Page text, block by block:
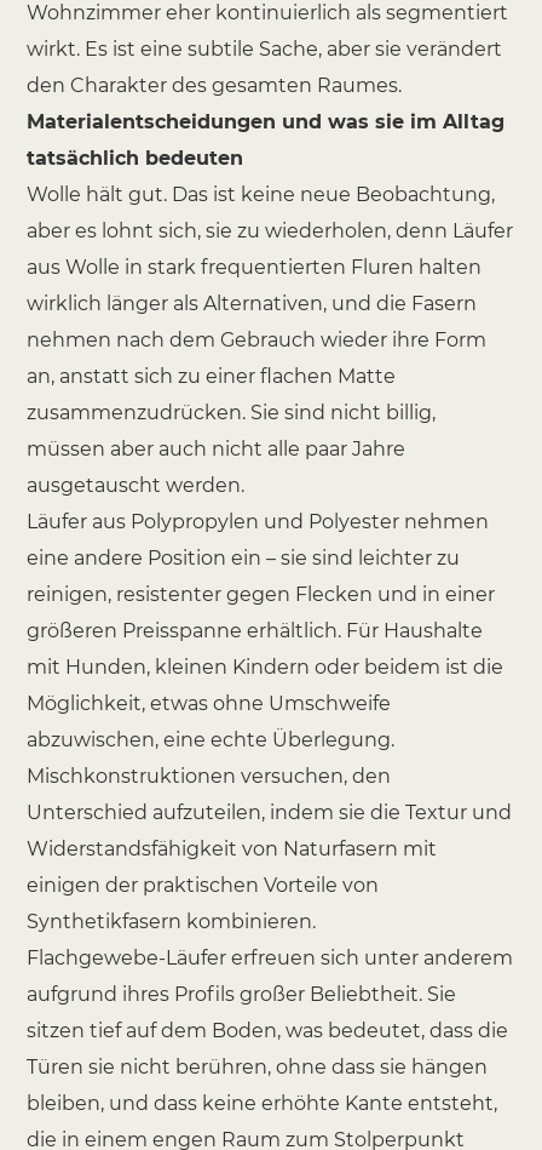
Wohnzimmer eher kontinuierlich als segmentiert
wirkt. Es ist eine subtile Sache, aber sie verändert
den Charakter des gesamten Raumes.
Materialentscheidungen und was sie im Alltag
tatsächlich bedeuten
Wolle hält gut. Das ist keine neue Beobachtung,
aber es lohnt sich, sie zu wiederholen, denn Läufer
aus Wolle in stark frequentierten Fluren halten
wirklich länger als Alternativen, und die Fasern
nehmen nach dem Gebrauch wieder ihre Form
an, anstatt sich zu einer flachen Matte
zusammenzudrücken. Sie sind nicht billig,
müssen aber auch nicht alle paar Jahre
ausgetauscht werden.
Läufer aus Polypropylen und Polyester nehmen
eine andere Position ein – sie sind leichter zu
reinigen, resistenter gegen Flecken und in einer
größeren Preisspanne erhältlich. Für Haushalte
mit Hunden, kleinen Kindern oder beidem ist die
Möglichkeit, etwas ohne Umschweife
abzuwischen, eine echte Überlegung.
Mischkonstruktionen versuchen, den
Unterschied aufzuteilen, indem sie die Textur und
Widerstandsfähigkeit von Naturfasern mit
einigen der praktischen Vorteile von
Synthetikfasern kombinieren.
Flachgewebe-Läufer erfreuen sich unter anderem
aufgrund ihres Profils großer Beliebtheit. Sie
sitzen tief auf dem Boden, was bedeutet, dass die
Türen sie nicht berühren, ohne dass sie hängen
bleiben, und dass keine erhöhte Kante entsteht,
die in einem engen Raum zum Stolperpunkt